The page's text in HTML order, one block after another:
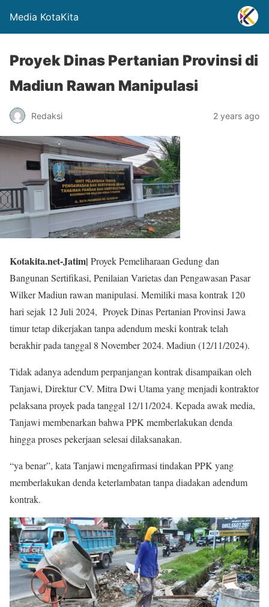
Media KotaKita
Proyek Dinas Pertanian Provinsi di
Madiun Rawan Manipulasi
Redaksi 2 years ago
Kotakita.net-Jatim| Proyek Pemeliharaan Gedung dan
Bangunan Sertifikasi, Penilaian Varietas dan Pengawasan Pasar
Wilker Madiun rawan manipulasi. Memiliki masa kontrak 120
hari sejak 12 Juli 2024, Proyek Dinas Pertanian Provinsi Jawa
timur tetap dikerjakan tanpa adendum meski kontrak telah
berakhir pada tanggal 8 November 2024. Madiun (12/11/2024).
Tidak adanya adendum perpanjangan kontrak disampaikan oleh
Tanjawi, Direktur CV. Mitra Dwi Utama yang menjadi kontraktor
pelaksana proyek pada tanggal 12/11/2024. Kepada awak media,
Tanjawi membenarkan bahwa PPK memberlakukan denda
hingga proses pekerjaan selesai dilaksanakan.
“ya benar”, kata Tanjawi mengafirmasi tindakan PPK yang
memberlakukan denda keterlambatan tanpa diadakan adendum
kontrak.